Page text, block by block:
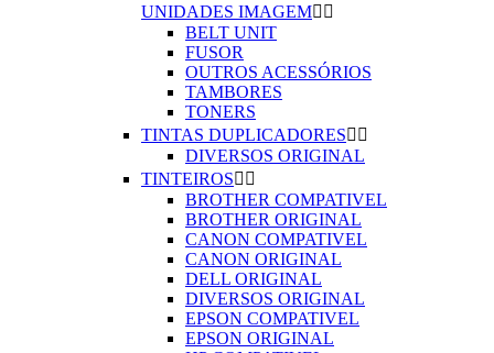
UNIDADES IMAGEM 
BELT UNIT
FUSOR
OUTROS ACESSÓRIOS
TAMBORES
TONERS
TINTAS DUPLICADORES 
DIVERSOS ORIGINAL
TINTEIROS 
BROTHER COMPATIVEL
BROTHER ORIGINAL
CANON COMPATIVEL
CANON ORIGINAL
DELL ORIGINAL
DIVERSOS ORIGINAL
EPSON COMPATIVEL
EPSON ORIGINAL